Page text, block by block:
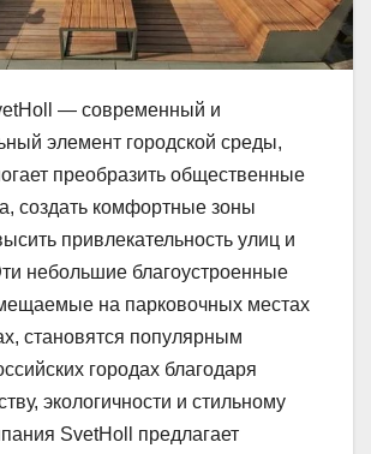
— современный и
элемент городской среды,
преобразить общественные
создать комфортные зоны
привлекательность улиц и
небольшие благоустроенные
на парковочных местах
становятся популярным
городах благодаря
экологичности и стильному
SvetHoll предлагает